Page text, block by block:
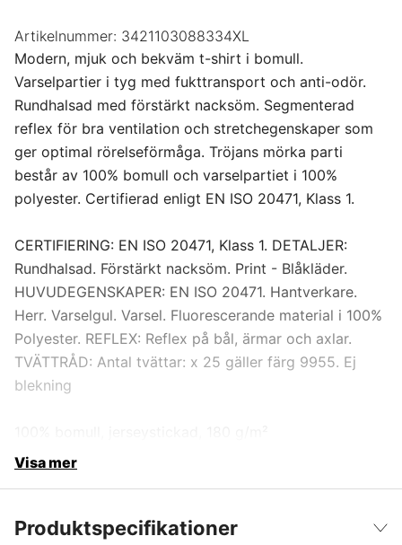
4XL
Artikelnummer: 3421103088334XL
Modern, mjuk och bekväm t-shirt i bomull.
Varselpartier i tyg med fukttransport och anti-odör.
Rundhalsad med förstärkt nacksöm. Segmenterad
reflex för bra ventilation och stretchegenskaper som
ger optimal rörelseförmåga. Tröjans mörka parti
består av 100% bomull och varselpartiet i 100%
polyester. Certifierad enligt EN ISO 20471, Klass 1.
CERTIFIERING: EN ISO 20471, Klass 1. DETALJER:
Rundhalsad. Förstärkt nacksöm. Print - Blåkläder.
HUVUDEGENSKAPER: EN ISO 20471. Hantverkare.
Herr. Varselgul. Varsel. Fluorescerande material i 100%
Polyester. REFLEX: Reflex på bål, ärmar och axlar.
TVÄTTRÅD: Antal tvättar: x 25 gäller färg 9955. Ej
blekning
Visa mer
Produktspecifikationer